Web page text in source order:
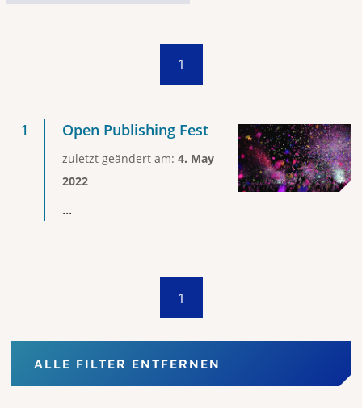
1
Open Publishing Fest
zuletzt geändert am: 4. May
2022
...
1
ALLE FILTER ENTFERNEN